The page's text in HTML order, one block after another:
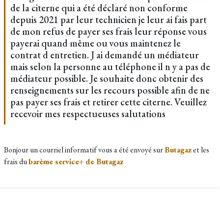
de la citerne qui a été déclaré non conforme
depuis 2021 par leur technicien je leur ai fais part
de mon refus de payer ses frais leur réponse vous
payerai quand même ou vous maintenez le
contrat d entretien. J ai demandé un médiateur
mais selon la personne au téléphone il n y a pas de
médiateur possible. Je souhaite donc obtenir des
renseignements sur les recours possible afin de ne
pas payer ses frais et retirer cette citerne. Veuillez
recevoir mes respectueuses salutations
Bonjour un courriel informatif vous a été envoyé surButagazet les
frais dubarème service+ de Butagaz